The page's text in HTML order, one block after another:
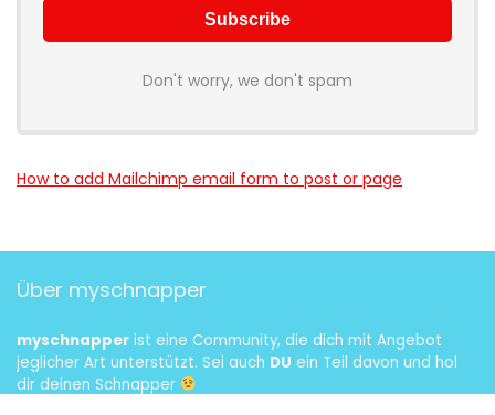
Don't worry, we don't spam
How to add Mailchimp email form to post or page
Über myschnapper
myschnapper ist eine Community, die dich mit Angebot
jeglicher Art unterstützt. Sei auch DU ein Teil davon und hol
dir deinen Schnapper